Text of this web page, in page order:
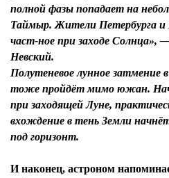
полной фазы попадает на
Таймыр. Жители Петербурга и
част-ное при заходе Солнца»,
Невский.
Полутеневое лунное затмение
тоже пройдёт мимо южан.
при заходящей Луне,
вхождение в тень Земли
под горизонт.
И наконец, астроном